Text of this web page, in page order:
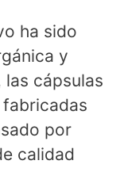
ha sido
y
las cápsulas
por
calidad